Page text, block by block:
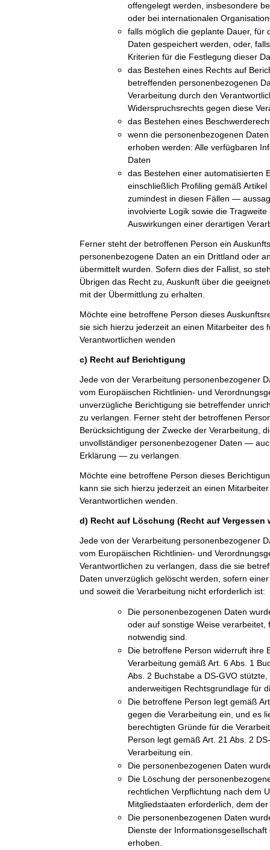
offengelegt werden, insbesondere
oder bei internationalen
falls möglich die geplante Dauer, für
Daten gespeichert werden, oder,
Kriterien für die Festlegung dieser
das Bestehen eines Rechts auf
betreffenden personenbezogenen
Verarbeitung durch den
Widerspruchsrechts gegen diese
das Bestehen eines
wenn die personenbezogenen
erhoben werden: Alle verfügbaren
Daten
das Bestehen einer automatisierten
einschließlich Profiling gemäß
zumindest in diesen Fällen —
involvierte Logik sowie die
Auswirkungen einer derartigen
Ferner steht der betroffenen Person ein
personenbezogene Daten an ein Drittland oder
übermittelt wurden. Sofern dies der Fallist, so
Übrigen das Recht zu, Auskunft über die
mit der Übermittlung zu erhalten.
Möchte eine betroffene Person dieses
sie sich hierzu jederzeit an einen Mitarbeiter des
Verantwortlichen wenden
c) Recht auf Berichtigung
Jede von der Verarbeitung personenbezogener
vom Europäischen Richtlinien- und
unverzügliche Berichtigung sie betreffender
zu verlangen. Ferner steht der betroffenen
Berücksichtigung der Zwecke der Verarbeitung,
unvollständiger personenbezogener Daten —
Erklärung — zu verlangen.
Möchte eine betroffene Person dieses
kann sie sich hierzu jederzeit an einen
Verantwortlichen wenden.
d) Recht auf Löschung (Recht auf Vergessen
Jede von der Verarbeitung personenbezogener
vom Europäischen Richtlinien- und
Verantwortlichen zu verlangen, dass die sie
Daten unverzüglich gelöscht werden, sofern
und soweit die Verarbeitung nicht erforderlich ist:
Die personenbezogenen Daten
oder auf sonstige Weise verarbeitet,
notwendig sind.
Die betroffene Person widerruft ihre
Verarbeitung gemäß Art. 6 Abs. 1
Abs. 2 Buchstabe a DS-GVO
anderweitigen Rechtsgrundlage für
Die betroffene Person legt gemäß
gegen die Verarbeitung ein, und es
berechtigten Gründe für die
Person legt gemäß Art. 21 Abs. 2
Verarbeitung ein.
Die personenbezogenen Daten
Die Löschung der
rechtlichen Verpflichtung nach dem
Mitgliedstaaten erforderlich, dem
Die personenbezogenen Daten
Dienste der
erhoben.